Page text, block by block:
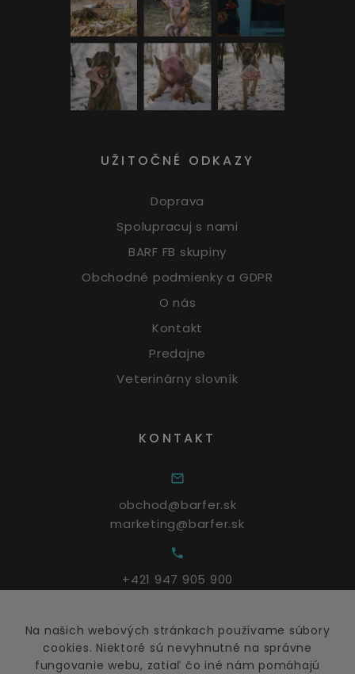
UŽITOČNÉ ODKAZY
Doprava
Spolupracuj s nami
BARF FB skupiny
Obchodné podmienky a GDPR
O nás
Kontakt
Predajne
Veterinárny slovník
KONTAKT
obchod@barfer.sk
marketing@barfer.sk
+421 947 905 900
Po - Pia: 9:00 – 17:00
Na našich webových stránkach používame súbory
cookies. Niektoré sú nevyhnutné na správne
fungovanie webu, zatiaľ čo iné nám pomáhajú